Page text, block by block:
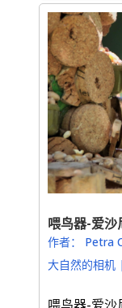
喂鸟器-爱沙
作者： Petra
大自然的相机